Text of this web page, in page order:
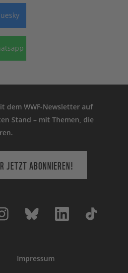
dem WWF-Newsletter auf
Stand – mit Themen, die
JETZT ABONNIEREN!
Impressum